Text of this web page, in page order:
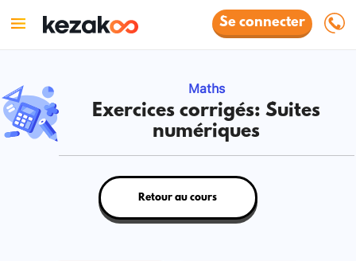
Se connecter
Maths
Exercices corrigés: Suites
numériques
Retour au cours